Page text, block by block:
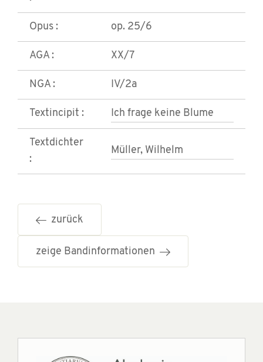
Opus : op. 25/6
AGA : XX/7
NGA : IV/2a
Textincipit : Ich frage keine Blume
Textdichter
:
Müller, Wilhelm
zurück
zeige Bandinformationen